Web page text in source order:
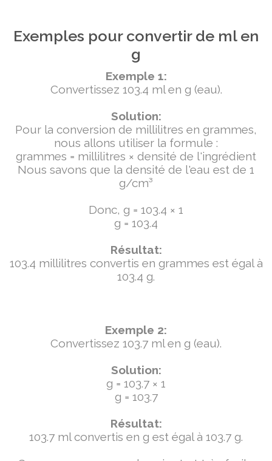
Exemples pour convertir de ml en
g
Exemple 1:
Convertissez 103.4 ml en g (eau).
Solution:
Pour la conversion de millilitres en grammes,
nous allons utiliser la formule :
grammes = millilitres × densité de l'ingrédient
Nous savons que la densité de l'eau est de 1
g/cm³
Donc, g = 103.4 × 1
g = 103.4
Résultat:
103.4 millilitres convertis en grammes est égal à
103.4 g.
Exemple 2:
Convertissez 103.7 ml en g (eau).
Solution:
g = 103.7 × 1
g = 103.7
Résultat:
103.7 ml convertis en g est égal à 103.7 g.